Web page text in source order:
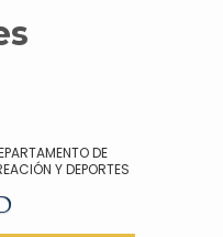
DE
Y DEPORTES